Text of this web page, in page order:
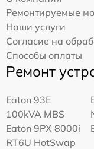
Ремонтируемые
Наши услуги
Согласие на
Способы оплаты
Ремонт
Eaton 93E
100kVA MBS
Eaton 9PX 8000i
RT6U HotSwap